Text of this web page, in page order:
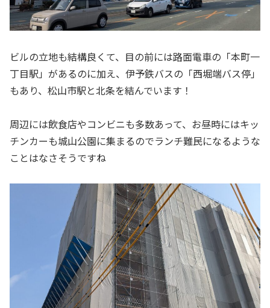
ビルの立地も結構良くて、目の前には路面電車の「本町一
丁目駅」があるのに加え、伊予鉄バスの「西堀端バス停」
もあり、松山市駅と北条を結んでいます！
周辺には飲食店やコンビニも多数あって、お昼時にはキッ
チンカーも城山公園に集まるのでランチ難民になるような
ことはなさそうですね